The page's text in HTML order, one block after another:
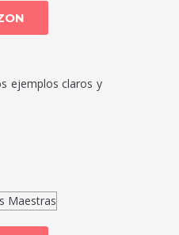
ejemplos claros y